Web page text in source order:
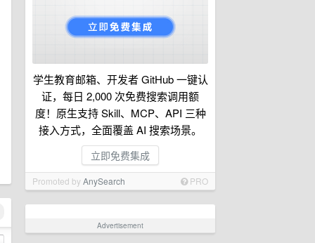
学生教育邮箱、开发者 GitHub 一键认
证，每日 2,000 次免费搜索调用额
度！原生支持 Skill、MCP、API 三种
接入方式，全面覆盖 AI 搜索场景。
立即免费集成
Promoted byAnySearch PRO
Advertisement